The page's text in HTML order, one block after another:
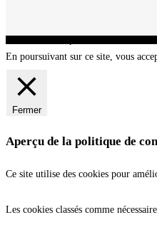
En poursuivant sur ce site, vous
Fermer
Aperçu de la politique de
Ce site utilise des cookies pour
Les cookies classés comme